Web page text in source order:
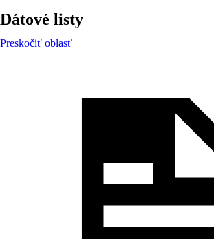
Dátové listy
Preskočiť oblasť